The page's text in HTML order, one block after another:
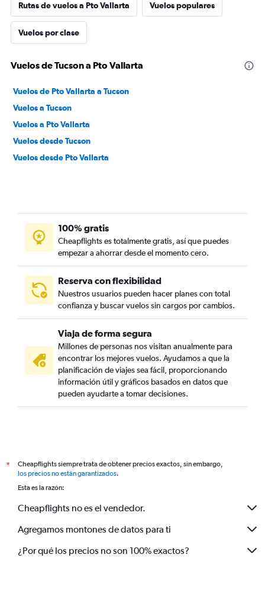
Rutas de vuelos a Pto Vallarta Vuelos populares
Vuelos por clase
Vuelos de Tucson a Pto Vallarta
Vuelos de Pto Vallarta a Tucson
Vuelos a Tucson
Vuelos a Pto Vallarta
Vuelos desde Tucson
Vuelos desde Pto Vallarta
100% gratis
Cheapflights es totalmente gratis, así que puedes
empezar a ahorrar desde el momento cero.
Reserva con flexibilidad
Nuestros usuarios pueden hacer planes con total
confianza y buscar vuelos sin cargos por cambios.
Viaja de forma segura
Millones de personas nos visitan anualmente para
encontrar los mejores vuelos. Ayudamos a que la
planificación de viajes sea fácil, proporcionando
información útil y gráficos basados en datos que
pueden ayudarte a tomar decisiones.
*
Cheapflights siempre trata de obtener precios exactos, sin embargo,
los precios no están garantizados.
Esta es la razón:
Cheapflights no es el vendedor.
Agregamos montones de datos para ti
¿Por qué los precios no son 100% exactos?